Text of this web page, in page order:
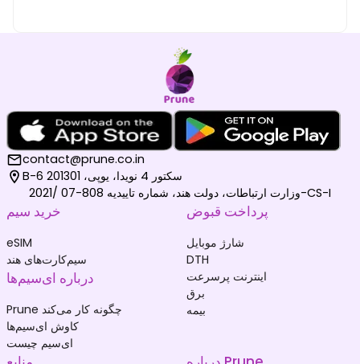
contact@prune.co.in
B-6 سکتور 4 نویدا، یوپی، 201301
وزارت ارتباطات، دولت هند، شماره تاییدیه 808-07 /2021-CS-I
خرید سیم
eSIM
سیم‌کارت‌های هند
درباره ای‌سیم‌ها
Prune چگونه کار می‌کند
کاوش ای‌سیم‌ها
ای‌سیم چیست
پرداخت قبوض
شارژ موبایل
DTH
اینترنت پرسرعت
برق
بیمه